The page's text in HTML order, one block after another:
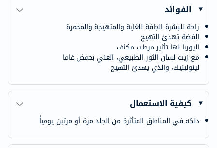
الفوائد
راحة للبشرة الجافة للغاية والمتهيجة والمحمرة
الفضة تهدئ التهيج
اليوريا لها تأثير مرطب مكثف
مع زيت لسان الثور الطبيعي، الغني بحمض غاما
لينولينيك، والذي يهدئ التهيج
كيفية الاستعمال
دلكه في المناطق المتأثرة من الجلد مرة أو مرتين يومياً